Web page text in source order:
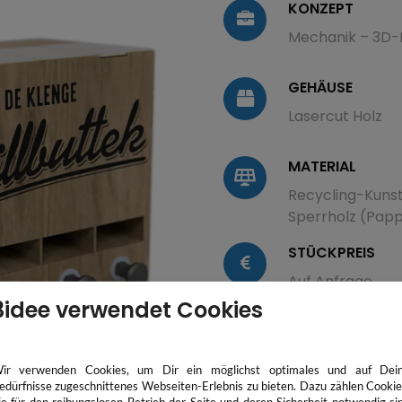
KONZEPT
Mechanik –
GEHÄUSE
Lasercut Holz
MATERIAL
Recycling-
Sperrholz
STÜCKPREIS
Auf Anfrage
14 - 20 Werktage
verwendet Cookies
verwenden Cookies, um Dir ein möglichst optimales und auf
zugeschnittenes Webseiten-Erlebnis zu bieten. Dazu zählen